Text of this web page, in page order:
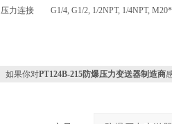
压力连接
G1/4, G1/2, 1/2NPT, 1/4NPT,
如果你对PT124B-215防爆压力变送器制造商